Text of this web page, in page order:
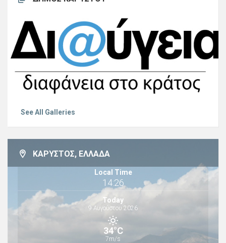
See All Galleries
ΚΆΡΥΣΤΟΣ, ΕΛΛΆΔΑ
Local Time
14:26
Today
9 Αυγούστου 2026
34°C
7m/s